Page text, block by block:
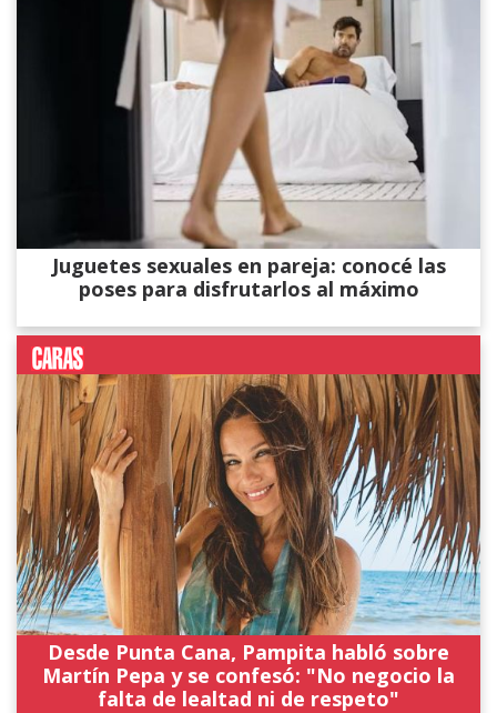
Juguetes sexuales en pareja: conocé las
poses para disfrutarlos al máximo
Desde Punta Cana, Pampita habló sobre
Martín Pepa y se confesó: "No negocio la
falta de lealtad ni de respeto"